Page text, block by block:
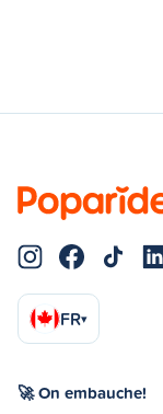
FR▾
🚀 On embauche!